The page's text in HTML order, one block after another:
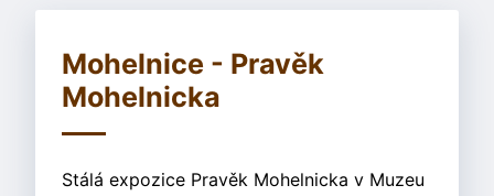
Mohelnice - Pravěk
Mohelnicka
Stálá expozice Pravěk Mohelnicka v Muzeu